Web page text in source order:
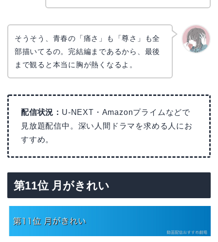
そうそう、青春の「痛さ」も「尊さ」も全
部描いてるの。完結編まであるから、最後
まで観ると本当に胸が熱くなるよ。
配信状況： U-NEXT・Amazonプライムなどで
見放題配信中。深い人間ドラマを求める人にお
すすめ。
第11位 月がきれい